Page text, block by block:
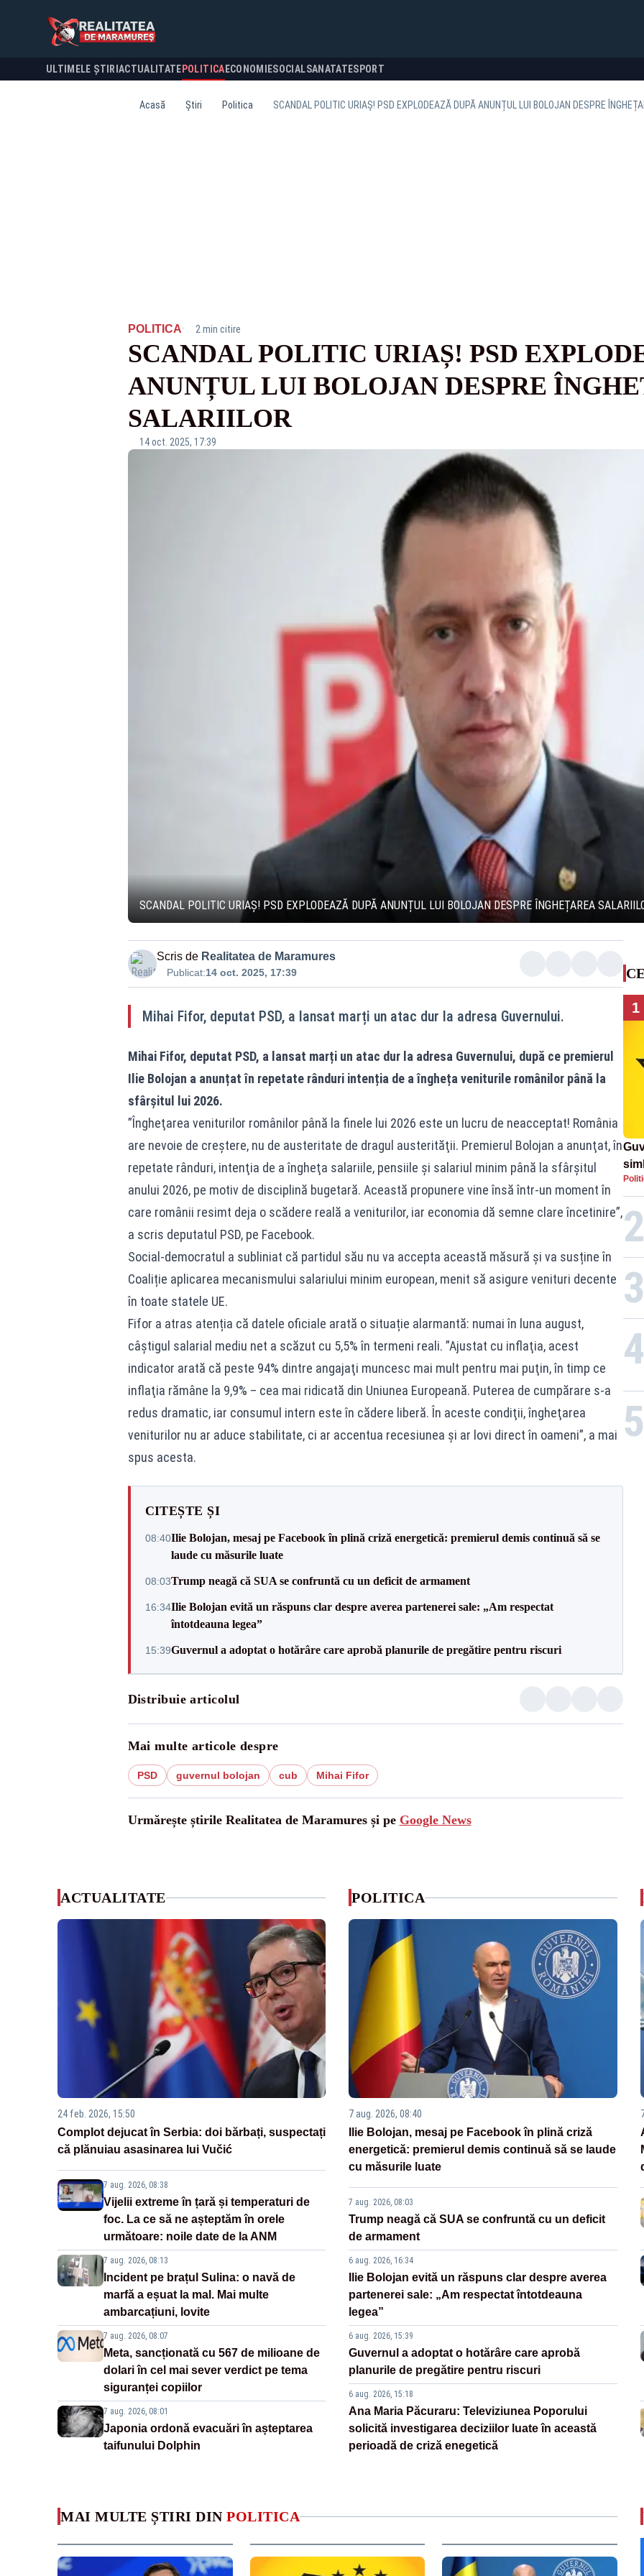
ULTIMELE ȘTIRI ACTUALITATE POLITICA ECONOMIESOCIALSANATATESPORT
Acasă Știri Politica SCANDAL POLITIC URIAȘ! PSD EXPLODEAZĂ DUPĂ ANUNȚUL LUI BOLOJAN DESPRE
POLITICA· 2 min citire
SCANDAL POLITIC URIAȘ! PSD
ANUNȚUL LUI BOLOJAN DESPRE
SALARIILOR
14 oct. 2025, 17:39
SCANDAL POLITIC URIAȘ! PSD EXPLODEAZĂ DUPĂ ANUNȚUL LUI BOLOJAN DESPRE ÎNGHEȚAREA
Scris de Realitatea de Maramures
Publicat:14 oct. 2025, 17:39
Mihai Fifor, deputat PSD, a lansat marți un atac dur la adresa Guvernului.
Mihai Fifor, deputat PSD, a lansat marți un atac dur la adresa Guvernului, după ce premierul
Ilie Bolojan a anunțat în repetate rânduri intenția de a îngheța veniturile românilor până la
sfârșitul lui 2026.
”Îngheţarea veniturilor românilor până la finele lui 2026 este un lucru de neacceptat! România
are nevoie de creştere, nu de austeritate de dragul austerităţii. Premierul Bolojan a anunţat, în
repetate rânduri, intenţia de a îngheţa salariile, pensiile şi salariul minim până la sfârşitul
anului 2026, pe motiv de disciplină bugetară. Această propunere vine însă într-un moment în
care românii resimt deja o scădere reală a veniturilor, iar economia dă semne clare încetinire”,
a scris deputatul PSD, pe Facebook.
Social-democratul a subliniat că partidul său nu va accepta această măsură și va susține în
Coaliție aplicarea mecanismului salariului minim european, menit să asigure venituri decente
în toate statele UE.
Fifor a atras atenția că datele oficiale arată o situație alarmantă: numai în luna august,
câștigul salarial mediu net a scăzut cu 5,5% în termeni reali. ”Ajustat cu inflaţia, acest
indicator arată că peste 94% dintre angajaţi muncesc mai mult pentru mai puţin, în timp ce
inflaţia rămâne la 9,9% – cea mai ridicată din Uniunea Europeană. Puterea de cumpărare s-a
redus dramatic, iar consumul intern este în cădere liberă. În aceste condiţii, îngheţarea
veniturilor nu ar aduce stabilitate, ci ar accentua recesiunea şi ar lovi direct în oameni”, a mai
spus acesta.
CITEȘTE ȘI
08:40Ilie Bolojan, mesaj pe Facebook în plină criză energetică: premierul demis continuă să se
laude cu măsurile luate
08:03Trump neagă că SUA se confruntă cu un deficit de armament
16:34Ilie Bolojan evită un răspuns clar despre averea partenerei sale: „Am respectat
întotdeauna legea”
15:39Guvernul a adoptat o hotărâre care aprobă planurile de pregătire pentru riscuri
Distribuie articolul
Mai multe articole despre
PSD guvernul bolojan cub Mihai Fifor
Urmărește știrile Realitatea de Maramures și pe Google News
1
2
3
4
5
ACTUALITATE
24 feb. 2026, 15:50
Complot dejucat în Serbia: doi bărbați, suspectați
că plănuiau asasinarea lui Vučić
7 aug. 2026, 08:38
Vijelii extreme în țară și temperaturi de
foc. La ce să ne așteptăm în orele
următoare: noile date de la ANM
7 aug. 2026, 08:13
Incident pe brațul Sulina: o navă de
marfă a eșuat la mal. Mai multe
ambarcațiuni, lovite
7 aug. 2026, 08:07
Meta, sancționată cu 567 de milioane de
dolari în cel mai sever verdict pe tema
siguranței copiilor
7 aug. 2026, 08:01
Japonia ordonă evacuări în așteptarea
taifunului Dolphin
POLITICA
7 aug. 2026, 08:40
Ilie Bolojan, mesaj pe Facebook în plină criză
energetică: premierul demis continuă să se laude
cu măsurile luate
7 aug. 2026, 08:03
Trump neagă că SUA se confruntă cu un deficit
de armament
6 aug. 2026, 16:34
Ilie Bolojan evită un răspuns clar despre averea
partenerei sale: „Am respectat întotdeauna
legea”
6 aug. 2026, 15:39
Guvernul a adoptat o hotărâre care aprobă
planurile de pregătire pentru riscuri
6 aug. 2026, 15:18
Ana Maria Păcuraru: Televiziunea Poporului
solicită investigarea deciziilor luate în această
perioadă de criză enegetică
MAI MULTE ȘTIRI DIN POLITICA